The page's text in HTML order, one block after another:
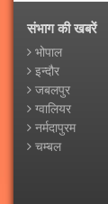
संभाग की खबरें
भोपाल
इन्दौर
जबलपुर
ग्वालियर
नर्मदापुरम
चम्बल